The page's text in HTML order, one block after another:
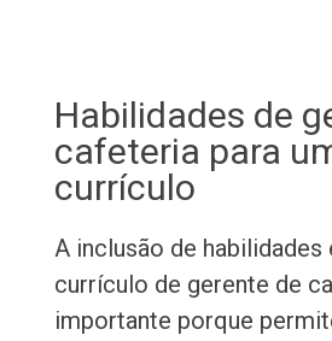
Habilidades de
cafeteria para
currículo
A inclusão de habilidades
currículo de gerente de
importante porque